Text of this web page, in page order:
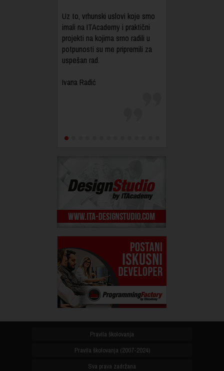
Uz to, vrhunski uslovi koje smo
imali na ITAcademy i praktični
projekti na kojima smo radili u
potpunosti su me pripremili za
uspešan rad.
Ivana Radić
Pravila školovanja
Pravila školovanja (2007-2024)
Sva prava zadržana